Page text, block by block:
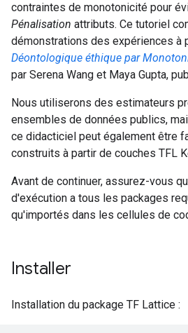
contraintes de monotonicité pour
Pénalisation attributs. Ce tutoriel
démonstrations des expériences à
Déontologique éthique par
par Serena Wang et Maya Gupta,
Nous utiliserons des estimateurs
ensembles de données publics,
ce didacticiel peut également être
construits à partir de couches TFL
Avant de continuer, assurez-vous
d'exécution a tous les packages
qu'importés dans les cellules de
Installer
Installation du package TF Lattice :